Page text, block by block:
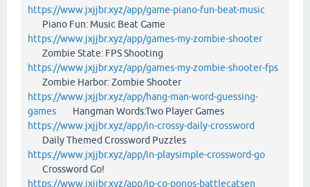
https://www.jxjjbr.xyz/app/game-piano-fun-beat-music
Piano Fun: Music Beat Game
https://www.jxjjbr.xyz/app/games-my-zombie-shooter
Zombie State: FPS Shooting
https://www.jxjjbr.xyz/app/games-my-zombie-shooter-fps
Zombie Harbor: Zombie Shooter
https://www.jxjjbr.xyz/app/hang-man-word-guessing-
games Hangman Words:Two Player Games
https://www.jxjjbr.xyz/app/in-crossy-daily-crossword
Daily Themed Crossword Puzzles
https://www.jxjjbr.xyz/app/in-playsimple-crossword-go
Crossword Go!
https://www.jxjjbr.xyz/app/jp-co-ponos-battlecatsen